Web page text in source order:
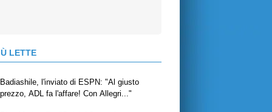
LETTE
Badiashile, l'inviato di ESPN: "Al giusto
prezzo, ADL fa l'affare! Con Allegri..."